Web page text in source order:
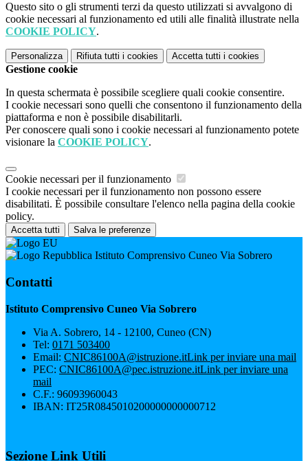
Questo sito o gli strumenti terzi da questo utilizzati si avvalgono di
cookie necessari al funzionamento ed utili alle finalità illustrate nella
COOKIE POLICY.
Personalizza Rifiuta tutti i cookies Accetta tutti i cookies
Gestione cookie
In questa schermata è possibile scegliere quali cookie consentire.
I cookie necessari sono quelli che consentono il funzionamento della
piattaforma e non è possibile disabilitarli.
Per conoscere quali sono i cookie necessari al funzionamento potete
visionare la COOKIE POLICY.
Cookie necessari per il funzionamento
I cookie necessari per il funzionamento non possono essere
disabilitati. È possibile consultare l'elenco nella pagina della cookie
policy.
Accetta tutti Salva le preferenze
Istituto Comprensivo Cuneo Via Sobrero
Contatti
Istituto Comprensivo Cuneo Via Sobrero
Via A. Sobrero, 14 - 12100, Cuneo (CN)
Tel: 0171 503400
Email: CNIC86100A@istruzione.itLink per inviare una mail
PEC: CNIC86100A@pec.istruzione.itLink per inviare una
mail
C.F.: 96093960043
IBAN: IT25R0845010200000000000712
Sezione Link Utili